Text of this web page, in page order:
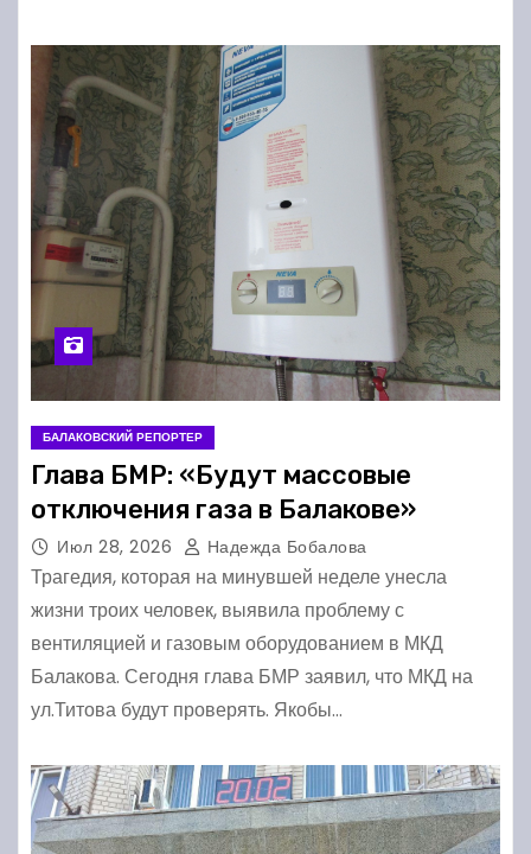
БАЛАКОВСКИЙ РЕПОРТЕР
Глава БМР: «Будут массовые
отключения газа в Балакове»
Июл 28, 2026 Надежда Бобалова
Трагедия, которая на минувшей неделе унесла
жизни троих человек, выявила проблему с
вентиляцией и газовым оборудованием в МКД
Балакова. Сегодня глава БМР заявил, что МКД на
ул.Титова будут проверять. Якобы…